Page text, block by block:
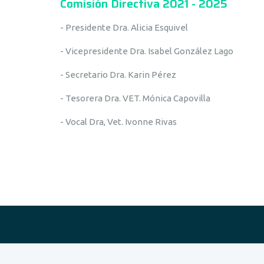
- Presidente Dra. Alicia Esquivel
- Vicepresidente Dra. Isabel González Lago
- Secretario Dra. Karin Pérez
- Tesorera Dra. VET. Mónica Capovilla
- Vocal Dra, Vet. Ivonne Rivas